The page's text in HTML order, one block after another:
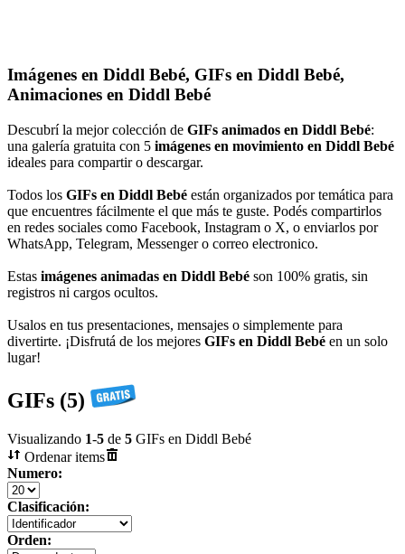
Imágenes en Diddl Bebé, GIFs en Diddl Bebé,
Animaciones en Diddl Bebé
Descubrí la mejor colección de GIFs animados en Diddl Bebé:
una galería gratuita con 5 imágenes en movimiento en Diddl Bebé
ideales para compartir o descargar.
Todos los GIFs en Diddl Bebé están organizados por temática para
que encuentres fácilmente el que más te guste. Podés compartirlos
en redes sociales como Facebook, Instagram o X, o enviarlos por
WhatsApp, Telegram, Messenger o correo electronico.
Estas imágenes animadas en Diddl Bebé son 100% gratis, sin
registros ni cargos ocultos.
Usalos en tus presentaciones, mensajes o simplemente para
divertirte. ¡Disfrutá de los mejores GIFs en Diddl Bebé en un solo
lugar!
GIFs (5)
Visualizando 1-5 de 5 GIFs en Diddl Bebé
Ordenar items
Numero:
Clasificación:
Orden: